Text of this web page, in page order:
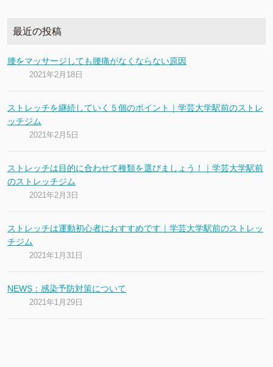
最近の投稿
腰をマッサージしても腰痛がなくならない原因
2021年2月18日
ストレッチを継続していく５個のポイント｜学芸大学駅前のストレ
ッチジム
2021年2月5日
ストレッチは目的に合わせて種類を選びましょう！｜学芸大学駅前
のストレッチジム
2021年2月3日
ストレッチは運動初心者におすすめです｜学芸大学駅前のストレッ
チジム
2021年1月31日
NEWS：感染予防対策について
2021年1月29日